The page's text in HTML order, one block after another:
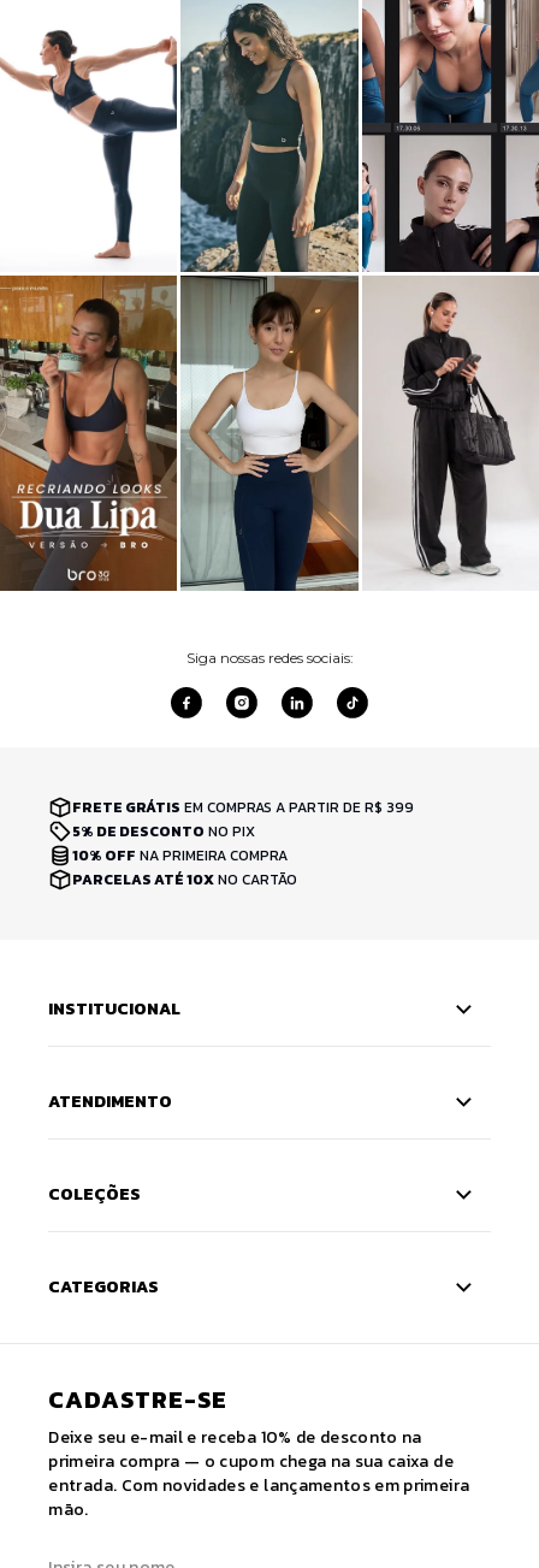
Siga nossas redes sociais:
FRETE GRÁTIS EM COMPRAS A PARTIR DE R$ 399
5% DE DESCONTO NO PIX
10% OFF NA PRIMEIRA COMPRA
PARCELAS ATÉ 10XNO CARTÃO
INSTITUCIONAL
ATENDIMENTO
COLEÇÕES
CATEGORIAS
CADASTRE-SE
Deixe seu e-mail e receba 10% de desconto na
primeira compra — o cupom chega na sua caixa de
entrada. Com novidades e lançamentos em primeira
mão.